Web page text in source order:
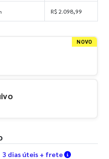
R$ 2.098,99
NOVO
3 dias úteis + frete Verifique